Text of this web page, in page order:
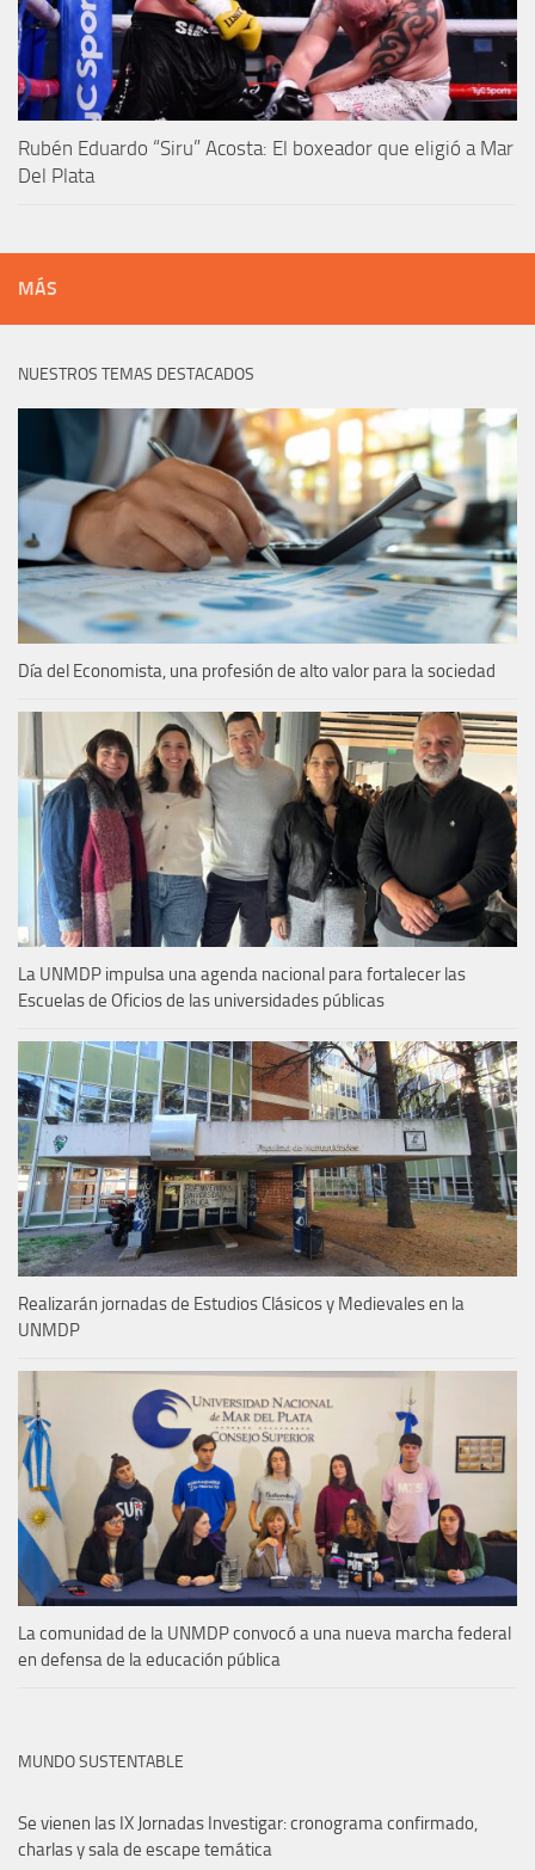
Rubén Eduardo “Siru” Acosta: El boxeador que eligió a Mar
Del Plata
MÁS
NUESTROS TEMAS DESTACADOS
Día del Economista, una profesión de alto valor para la sociedad
La UNMDP impulsa una agenda nacional para fortalecer las
Escuelas de Oficios de las universidades públicas
Realizarán jornadas de Estudios Clásicos y Medievales en la
UNMDP
La comunidad de la UNMDP convocó a una nueva marcha federal
en defensa de la educación pública
MUNDO SUSTENTABLE
Se vienen las IX Jornadas Investigar: cronograma confirmado,
charlas y sala de escape temática